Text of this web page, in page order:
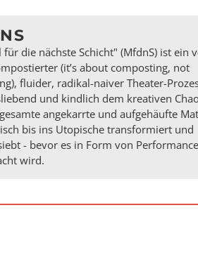
für die nächste Schicht" (MfdnS) ist ein
(it’s about composting, not
fluider, radikal-naiver Theater-
und kindlich dem kreativen
angekarrte und aufgehäufte
bis ins Utopische transformiert und
- bevor es in Form von
wird.